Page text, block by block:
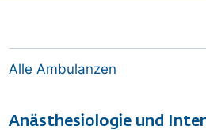
Alle Ambulanzen
Anästhesiologie und